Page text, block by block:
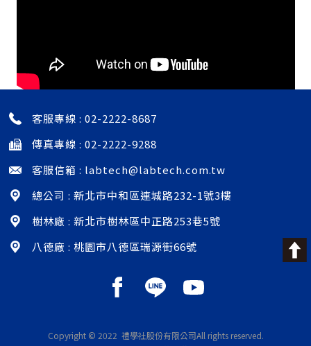
客服專線 : 02-2222-8687
傳真專線 : 02-2222-9288
客服信箱 : labtech@labtech.com.tw
總公司 : 新北市中和區連城路232-1號3樓
樹林廠 : 新北市樹林區中正路253巷5號
八德廠 : 桃園市八德區瑞源街66號
Copyright © 2022 禮學社股份有限公司All rights reserved.